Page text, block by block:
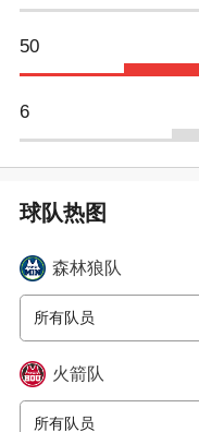
50
6
森林狼队
所有队员
火箭队
所有队员
球队热图